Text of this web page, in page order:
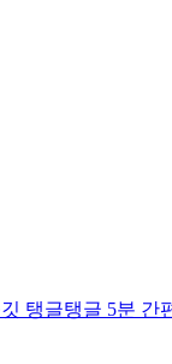
탱글탱글 5분 간